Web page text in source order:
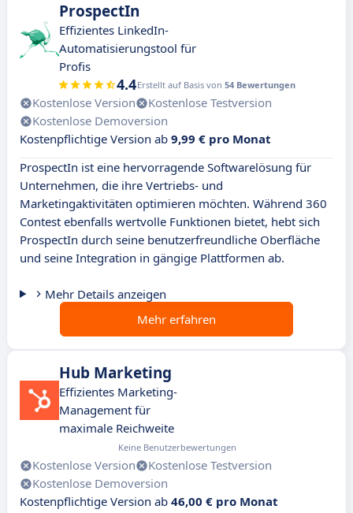
ProspectIn
Effizientes LinkedIn-
Automatisierungstool für
Profis
4.4Erstellt auf Basis von 54 Bewertungen
Kostenlose Version
Kostenlose Testversion
Kostenlose Demoversion
Kostenpflichtige Version ab 9,99 € pro Monat
ProspectIn ist eine hervorragende Softwarelösung für
Unternehmen, die ihre Vertriebs- und
Marketingaktivitäten optimieren möchten. Während 360
Contest ebenfalls wertvolle Funktionen bietet, hebt sich
ProspectIn durch seine benutzerfreundliche Oberfläche
und seine Integration in gängige Plattformen ab.
Mehr Details anzeigen
Mehr erfahren
Hub Marketing
Effizientes Marketing-
Management für
maximale Reichweite
Keine Benutzerbewertungen
Kostenlose Version
Kostenlose Testversion
Kostenlose Demoversion
Kostenpflichtige Version ab 46,00 € pro Monat